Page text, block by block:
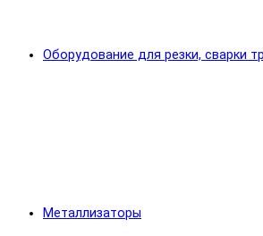
Оборудование для резки, сварки
Металлизаторы